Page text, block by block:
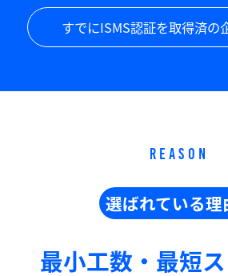
すでにISMS認証を取得済の
REASON
選ばれている理
最小工数・最短